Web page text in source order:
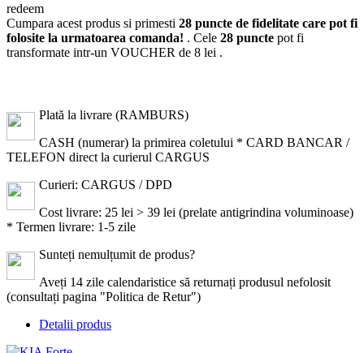
redeem
Cumpara acest produs si primesti 28 puncte de fidelitate care pot fi
folosite la urmatoarea comanda! . Cele 28 puncte pot fi
transformate intr-un VOUCHER de 8 lei .
Plată la livrare (RAMBURS)
CASH (numerar) la primirea coletului * CARD BANCAR /
TELEFON direct la curierul CARGUS
Curieri: CARGUS / DPD
Cost livrare: 25 lei > 39 lei (prelate antigrindina voluminoase)
* Termen livrare: 1-5 zile
Sunteți nemulțumit de produs?
Aveți 14 zile calendaristice să returnați produsul nefolosit
(consultați pagina "Politica de Retur")
Detalii produs